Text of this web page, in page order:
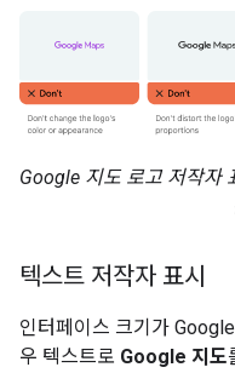
Google 지도 로고 저작자
텍스트 저작자 표시
인터페이스 크기가
우 텍스트로 Google 지도